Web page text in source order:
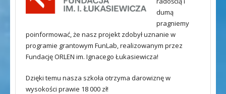
dumą
pragniemy
poinformować, że nasz projekt zdobył uznanie w
programie grantowym FunLab, realizowanym przez
Fundację ORLEN im. Ignacego Łukasiewicza!
Dzięki temu nasza szkoła otrzyma darowiznę w
wysokości prawie 18 000 zł!